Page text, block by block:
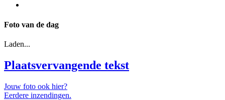
Foto van de dag
Laden...
Plaatsvervangende tekst
Jouw foto ook hier?
Eerdere inzendingen.